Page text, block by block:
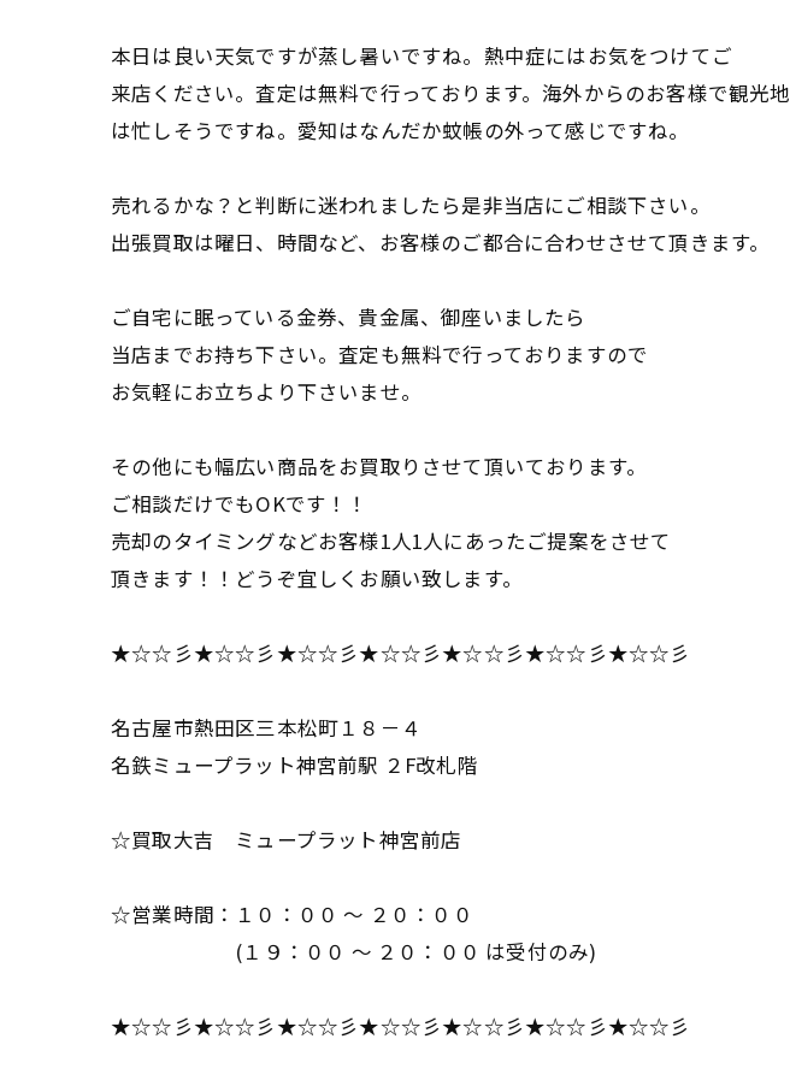
本日は良い天気ですが蒸し暑いですね。熱中症にはお気をつけてご
来店ください。査定は無料で行っております。海外からのお客様で観光地
は忙しそうですね。愛知はなんだか蚊帳の外って感じですね。
売れるかな？と判断に迷われましたら是非当店にご相談下さい。
出張買取は曜日、時間など、お客様のご都合に合わせさせて頂きます。
ご自宅に眠っている金券、貴金属、御座いましたら
当店までお持ち下さい。査定も無料で行っておりますので
お気軽にお立ちより下さいませ。
その他にも幅広い商品をお買取りさせて頂いております。
ご相談だけでもOKです！！
売却のタイミングなどお客様1人1人にあったご提案をさせて
頂きます！！どうぞ宜しくお願い致します。
★☆☆彡★☆☆彡★☆☆彡★☆☆彡★☆☆彡★☆☆彡★☆☆彡
名古屋市熱田区三本松町１８－４
名鉄ミュープラット神宮前駅 ２F改札階
☆買取大吉 ミュープラット神宮前店
☆営業時間：１０：００ ～ ２０：００
(１９：００ ～ ２０：００ は受付のみ)
★☆☆彡★☆☆彡★☆☆彡★☆☆彡★☆☆彡★☆☆彡★☆☆彡